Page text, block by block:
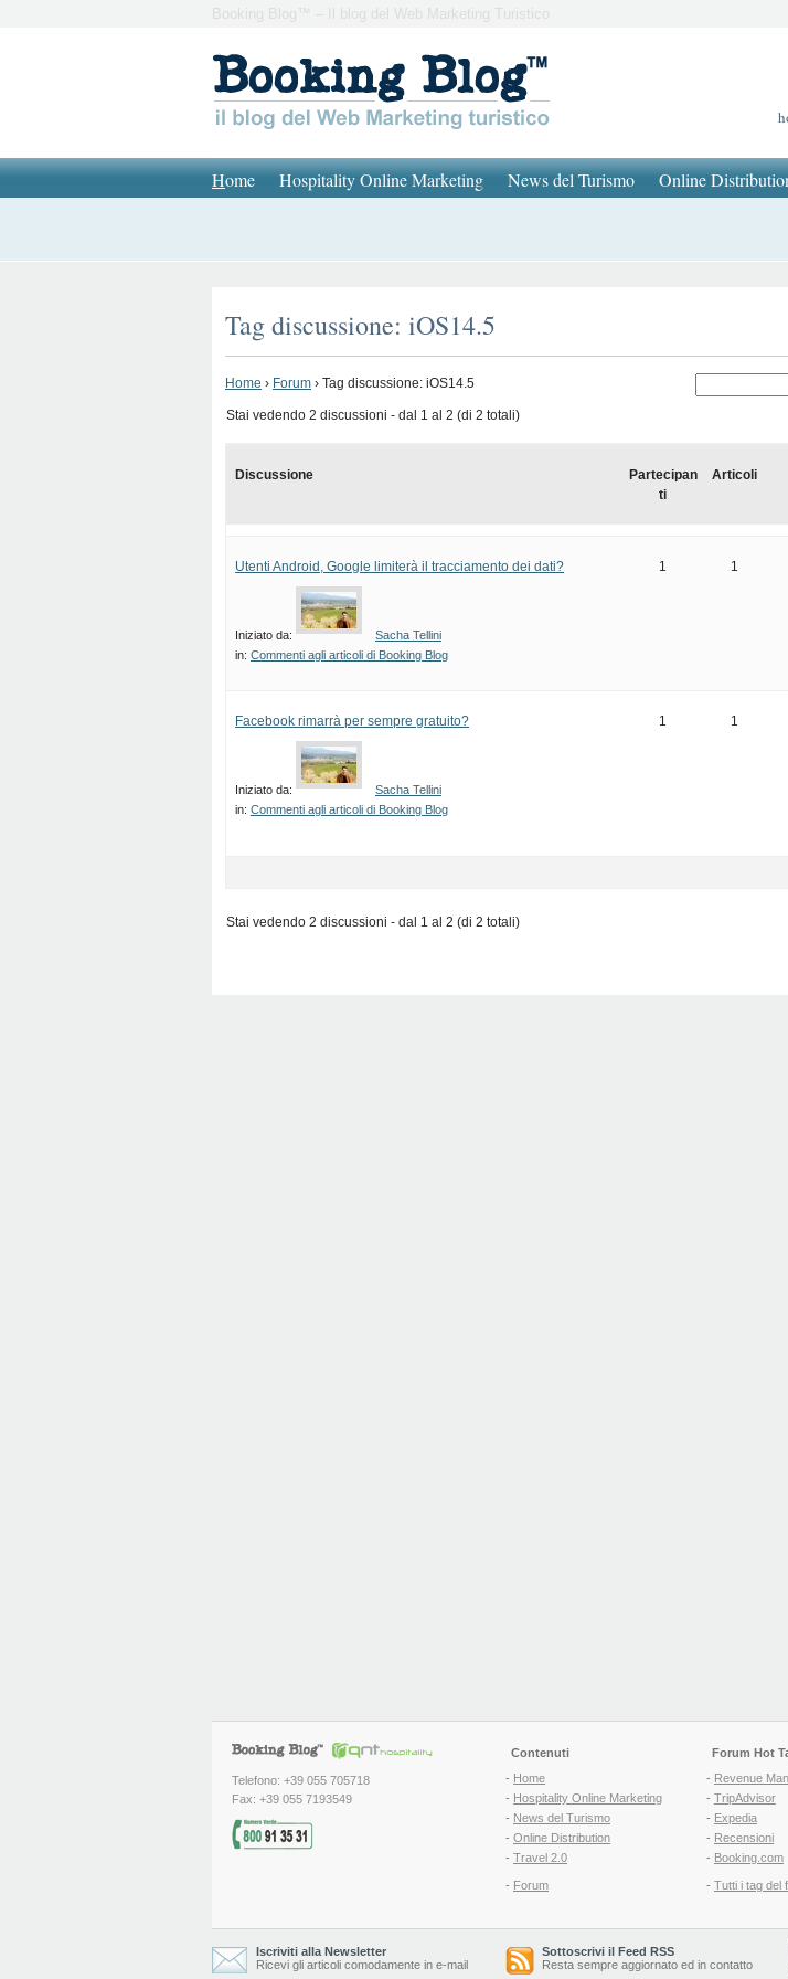
Booking Blog™ – Il blog del Web Marketing Turistico
Home Hospitality Online Marketing News del Turismo Online
Tag discussione: iOS14.5
Home › Forum › Tag discussione: iOS14.5
Stai vedendo 2 discussioni - dal 1 al 2 (di 2 totali)
Discussione
Partecipan
ti
Articoli
Utenti Android, Google limiterà il tracciamento dei dati?
Iniziato da:
Sacha Tellini
in: Commenti agli articoli di Booking Blog
1 1
Facebook rimarrà per sempre gratuito?
Iniziato da:
Sacha Tellini
in: Commenti agli articoli di Booking Blog
1 1
Stai vedendo 2 discussioni - dal 1 al 2 (di 2 totali)
Telefono: +39 055 705718
Fax: +39 055 7193549
Contenuti
- Home
- Hospitality Online Marketing
- News del Turismo
- Online Distribution
- Travel 2.0
- Forum
Forum Hot
- Revenue
- TripAdvisor
- Expedia
- Recensioni
- Booking.com
- Tutti i tag del
Iscriviti alla Newsletter
Ricevi gli articoli comodamente in e-mail
Sottoscrivi il Feed RSS
Resta sempre aggiornato ed in contatto